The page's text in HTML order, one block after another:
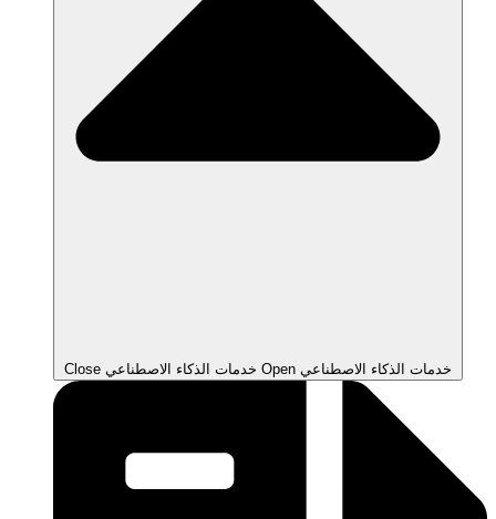
Close خدمات الذكاء الاصطناعي Open خدمات الذكاء الاصطناعي